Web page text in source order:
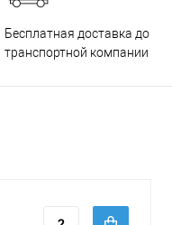
Бесплатная доставка до
транспортной компании